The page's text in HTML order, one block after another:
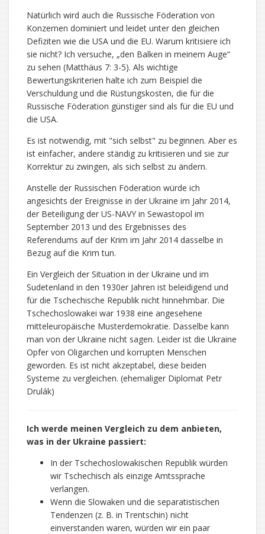
Natürlich wird auch die Russische Föderation von
Konzernen dominiert und leidet unter den gleichen
Defiziten wie die USA und die EU. Warum kritisiere ich
sie nicht? Ich versuche, „den Balken in meinem Auge“
zu sehen (Matthäus 7: 3-5). Als wichtige
Bewertungskriterien halte ich zum Beispiel die
Verschuldung und die Rüstungskosten, die für die
Russische Föderation günstiger sind als für die EU und
die USA.
Es ist notwendig, mit "sich selbst" zu beginnen. Aber es
ist einfacher, andere ständig zu kritisieren und sie zur
Korrektur zu zwingen, als sich selbst zu ändern.
Anstelle der Russischen Föderation würde ich
angesichts der Ereignisse in der Ukraine im Jahr 2014,
der Beteiligung der US-NAVY in Sewastopol im
September 2013 und des Ergebnisses des
Referendums auf der Krim im Jahr 2014 dasselbe in
Bezug auf die Krim tun.
Ein Vergleich der Situation in der Ukraine und im
Sudetenland in den 1930er Jahren ist beleidigend und
für die Tschechische Republik nicht hinnehmbar. Die
Tschechoslowakei war 1938 eine angesehene
mitteleuropäische Musterdemokratie. Dasselbe kann
man von der Ukraine nicht sagen. Leider ist die Ukraine
Opfer von Oligarchen und korrupten Menschen
geworden. Es ist nicht akzeptabel, diese beiden
Systeme zu vergleichen. (ehemaliger Diplomat Petr
Drulák)
Ich werde meinen Vergleich zu dem anbieten,
was in der Ukraine passiert:
In der Tschechoslowakischen Republik würden
wir Tschechisch als einzige Amtssprache
verlangen.
Wenn die Slowaken und die separatistischen
Tendenzen (z. B. in Trentschin) nicht
einverstanden waren, würden wir ein paar